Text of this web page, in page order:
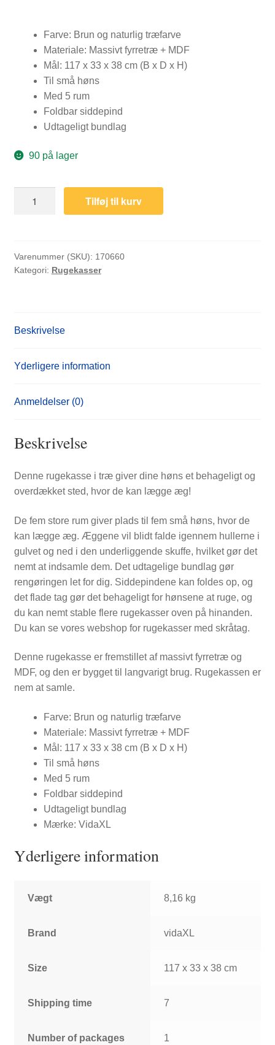
Farve: Brun og naturlig træfarve
Materiale: Massivt fyrretræ + MDF
Mål: 117 x 33 x 38 cm (B x D x H)
Til små høns
Med 5 rum
Foldbar siddepind
Udtageligt bundlag
90 på lager
x
33
i
fyrretræ
Tilføj til kurv
Varenummer (SKU): 170660
Kategori: Rugekasser
Beskrivelse
Yderligere information
Anmeldelser (0)
Beskrivelse
Denne rugekasse i træ giver dine høns et behageligt og
overdækket sted, hvor de kan lægge æg!
De fem store rum giver plads til fem små høns, hvor de
kan lægge æg. Æggene vil blidt falde igennem hullerne i
gulvet og ned i den underliggende skuffe, hvilket gør det
nemt at indsamle dem. Det udtagelige bundlag gør
rengøringen let for dig. Siddepindene kan foldes op, og
det flade tag gør det behageligt for hønsene at ruge, og
du kan nemt stable flere rugekasser oven på hinanden.
Du kan se vores webshop for rugekasser med skråtag.
Denne rugekasse er fremstillet af massivt fyrretræ og
MDF, og den er bygget til langvarigt brug. Rugekassen er
nem at samle.
Farve: Brun og naturlig træfarve
Materiale: Massivt fyrretræ + MDF
Mål: 117 x 33 x 38 cm (B x D x H)
Til små høns
Med 5 rum
Foldbar siddepind
Udtageligt bundlag
Mærke: VidaXL
Yderligere information
Vægt 8,16 kg
Brand vidaXL
Size 117 x 33 x 38 cm
Shipping time 7
Number of packages 1